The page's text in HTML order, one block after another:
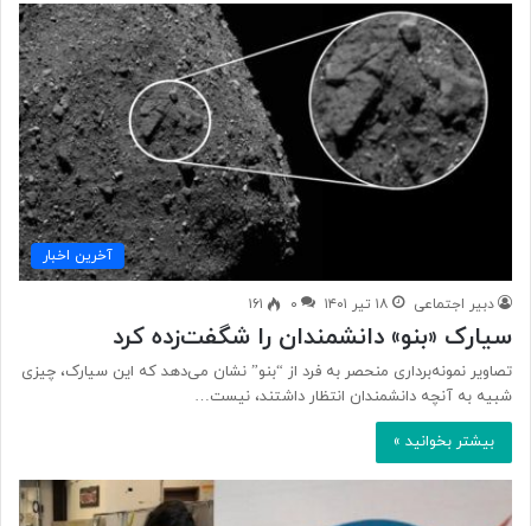
آخرین اخبار
دبیر اجتماعی ۱۸ تیر ۱۴۰۱ ۰ ۱۶۱
سیارک «بنو» دانشمندان را شگفت‌زده کرد
تصاویر نمونه‌برداری منحصر به فرد از “بنو” نشان می‌دهد که این سیارک، چیزی
شبیه به آنچه دانشمندان انتظار داشتند، نیست…
بیشتر بخوانید »